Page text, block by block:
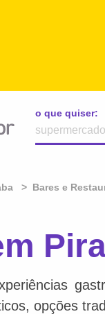
o que quiser:
Bares e
opções